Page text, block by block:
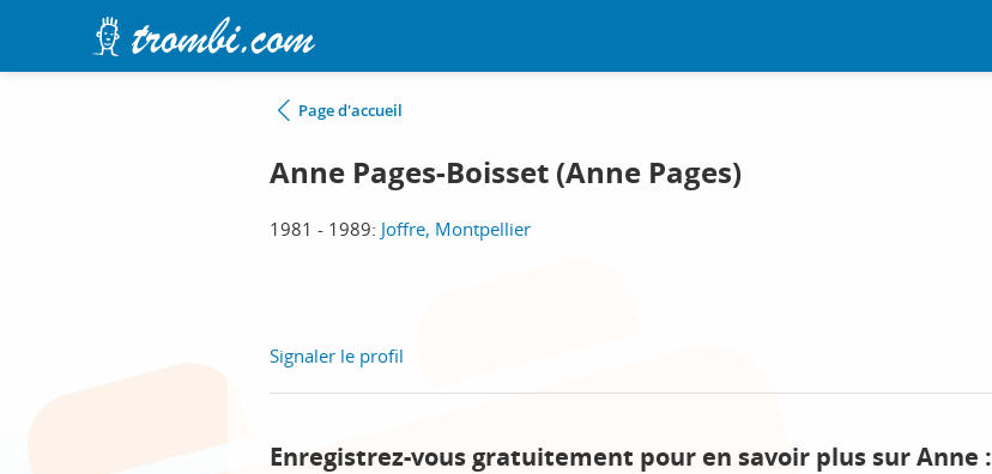
Page d'accueil
Anne Pages-Boisset (Anne Pages)
1981 - 1989: Joffre, Montpellier
Signaler le profil
Enregistrez-vous gratuitement pour en savoir plus sur Anne :